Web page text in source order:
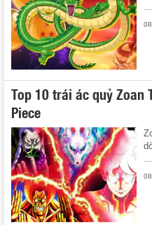
Top 10 trái ác quỷ Zoan
Piece
...